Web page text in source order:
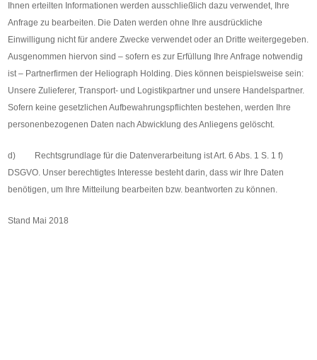
Ihnen erteilten Informationen werden ausschließlich dazu verwendet, Ihre
Anfrage zu bearbeiten. Die Daten werden ohne Ihre ausdrückliche
Einwilligung nicht für andere Zwecke verwendet oder an Dritte weitergegeben.
Ausgenommen hiervon sind – sofern es zur Erfüllung Ihre Anfrage notwendig
ist – Partnerfirmen der Heliograph Holding. Dies können beispielsweise sein:
Unsere Zulieferer, Transport- und Logistikpartner und unsere Handelspartner.
Sofern keine gesetzlichen Aufbewahrungspflichten bestehen, werden Ihre
personenbezogenen Daten nach Abwicklung des Anliegens gelöscht.
d) Rechtsgrundlage für die Datenverarbeitung ist Art. 6 Abs. 1 S. 1 f)
DSGVO. Unser berechtigtes Interesse besteht darin, dass wir Ihre Daten
benötigen, um Ihre Mitteilung bearbeiten bzw. beantworten zu können.
Stand Mai 2018